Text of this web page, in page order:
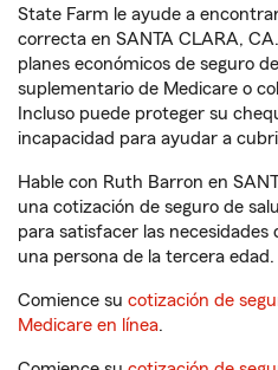
State Farm le ayude a
correcta en SANTA CLARA,
planes económicos de seguro
suplementario de Medicare o
Incluso puede proteger su
incapacidad para ayudar a
Hable con Ruth Barron en
una cotización de seguro de
para satisfacer las
una persona de la tercera edad.
Comience su cotización de
Medicare en línea.